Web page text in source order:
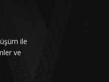
ile
ve